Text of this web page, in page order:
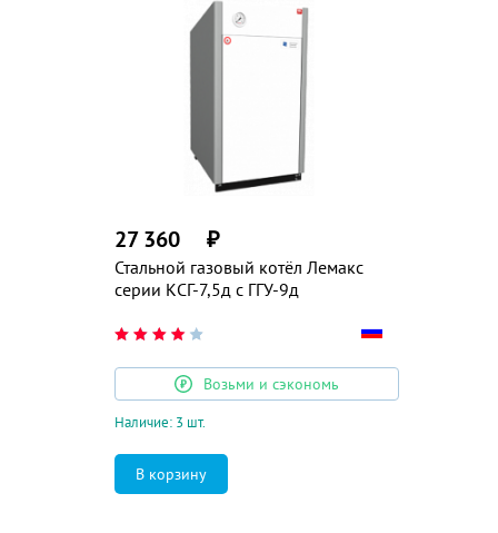
Стальной газовый котёл Лемакс
серии КСГ-7,5д с ГГУ-9д
27 360 ₽
Возьми и сэкономь
Наличие: 3 шт.